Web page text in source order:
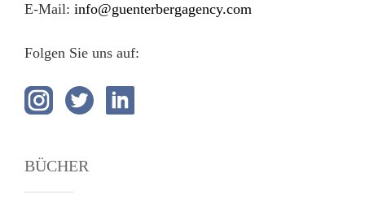
E-Mail: info@guenterbergagency.com
Folgen Sie uns auf:
BÜCHER